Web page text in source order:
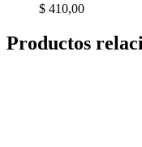
$ 410,00
Productos